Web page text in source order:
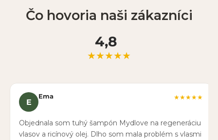
Čo hovoria naši zákazníci
4,8
★★★★★
E
Ema ★★★★★
Objednala som tuhý šampón Mydlove na regeneráciu
vlasov a ricínový olej. Dlho som mala problém s vlasmi